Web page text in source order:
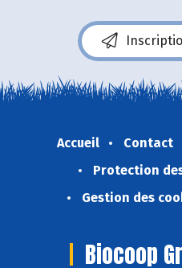
Accueil Contact
Protection
Gestion des
Biocoop